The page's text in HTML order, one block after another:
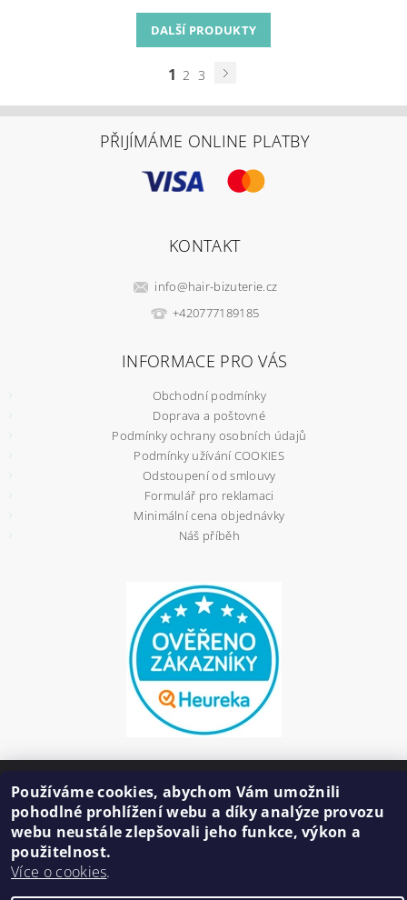
DALŠÍ PRODUKTY
1 2 3
PŘIJÍMÁME ONLINE PLATBY
KONTAKT
info@hair-bizuterie.cz
+420777189185
INFORMACE PRO VÁS
Obchodní podmínky
Doprava a poštovné
Podmínky ochrany osobních údajů
Podmínky užívání COOKIES
Odstoupení od smlouvy
Formulář pro reklamaci
Minimální cena objednávky
Náš příběh
2026 ©HAIR BIŽUTERIE , všechna práva vyhrazena
Vytvořil Shoptet
Používáme cookies, abychom Vám umožnili
pohodlné prohlížení webu a díky analýze provozu
webu neustále zlepšovali jeho funkce, výkon a
použitelnost.
Více o cookies.